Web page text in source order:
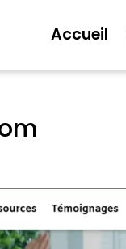
Accueil